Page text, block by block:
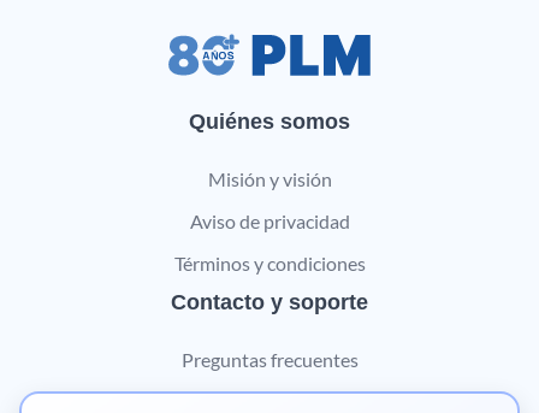
Quiénes somos
Misión y visión
Aviso de privacidad
Términos y condiciones
Contacto y soporte
Preguntas frecuentes
Contáctanos